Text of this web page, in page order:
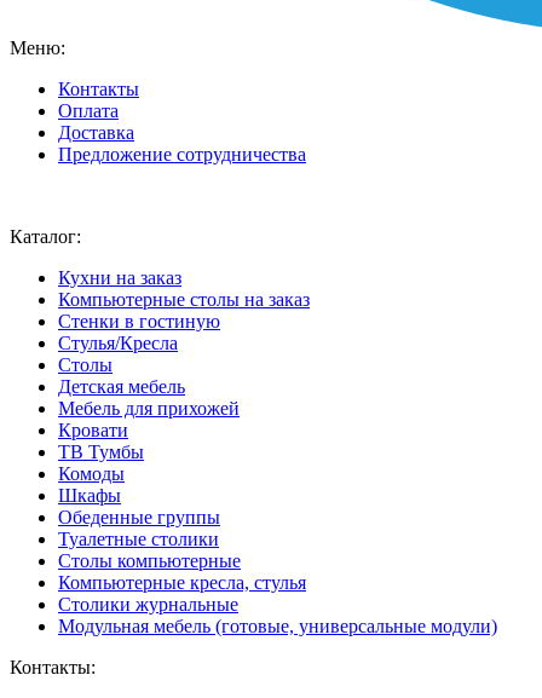
Меню:
Контакты
Оплата
Доставка
Предложение сотрудничества
Каталог:
Кухни на заказ
Компьютерные столы на заказ
Стенки в гостиную
Стулья/Кресла
Столы
Детская мебель
Мебель для прихожей
Кровати
ТВ Тумбы
Комоды
Шкафы
Обеденные группы
Туалетные столики
Столы компьютерные
Компьютерные кресла, стулья
Столики журнальные
Модульная мебель (готовые, универсальные модули)
Контакты: